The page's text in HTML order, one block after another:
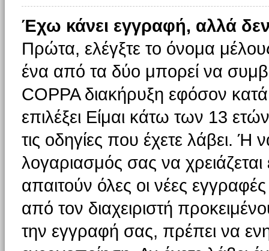
Έχω κάνει εγγραφή, αλλά
Πρώτα, ελέγξτε το όνομα
ένα από τα δύο μπορεί να
COPPA διακήρυξη εφόσον κατά
επιλέξει Είμαι κάτω των 13
τις οδηγίες που έχετε λάβει. Ή
λογαριασμός σας να
απαιτούν όλες οι νέες
από τον διαχειριστή
την εγγραφή σας, πρέπει να